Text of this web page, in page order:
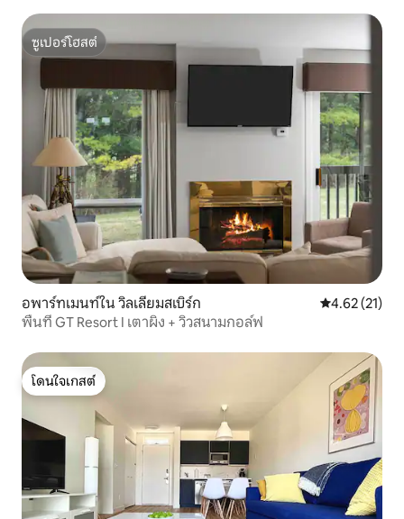
ซูเปอร์โฮสต์
ซูเปอร์โฮสต์
อพาร์ทเมนท์ใน วิลเลียมสเบิร์ก คะแนนเฉลี่ย
4.62 (21)
พื้นที่ GT Resort I เตาผิง + วิวสนามกอล์ฟ
โดนใจเกสต์
โดนใจเกสต์